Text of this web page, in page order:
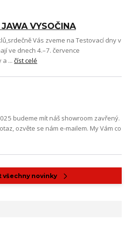
VYSOČINA
Vás zveme na Testovací dny v
ve dnech 4.–7. července
a ...číst celé
budeme mít náš showroom zavřený.
ozvěte se nám e-mailem. My Vám co
všechny novinky